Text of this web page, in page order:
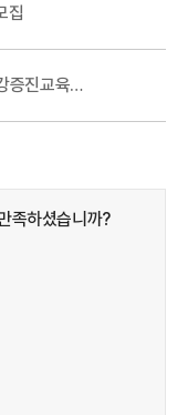
집
증진교육
족하셨습니까?